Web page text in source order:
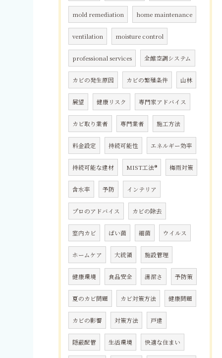
mold remediation home maintenance
ventilation moisture control
professional services 全館空調システム
カビの発生原因 カビの繁殖条件 山林
展望 健康リスク 専門家アドバイス
カビ取り業者 専門業者 施工方法
料金設定 持続可能性 エネルギー効率
持続可能な建材 MIST工法® 梅雨対策
含水率 予防 インテリア
プロのアドバイス カビの除去
室内カビ ばい菌 細菌 ウイルス
ホームケア 大統領 施設管理
健康環境 食品安全 清潔さ 予防策
夏のカビ問題 カビ対策方法 健康問題
カビの影響 対策方法 戸建
隠蔽配管 生活環境 快適な住まい